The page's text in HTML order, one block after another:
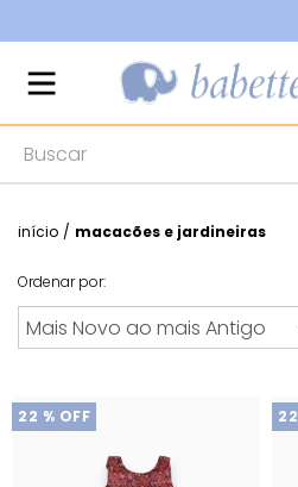
início / macacões e jardineiras
Ordenar por:
22 % OFF 22